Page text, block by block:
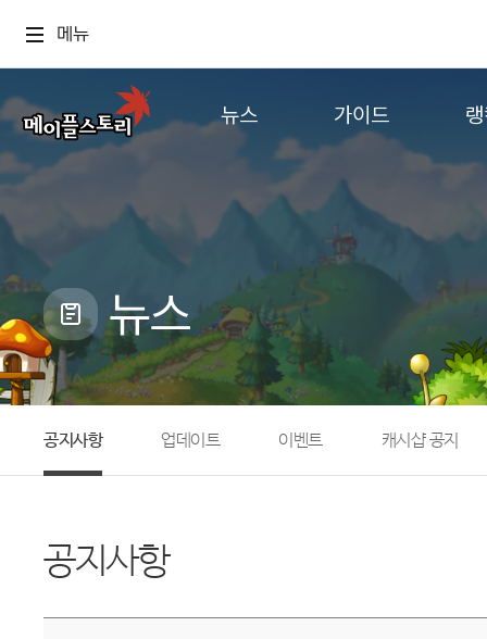
메뉴
뉴스
공지사항
업데이트
캐시샵 공지
메이플 알림판
with maple
가이드
게임정보
직업소개
확률형 아이템
NEXON NOW
뉴스
공지사항 업데이트 이벤트 캐시샵 공지
공지사항